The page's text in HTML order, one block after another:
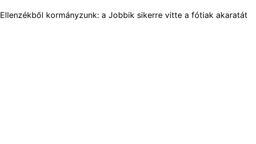
Ellenzékből kormányzunk: a Jobbik sikerre vitte a fótiak akaratát